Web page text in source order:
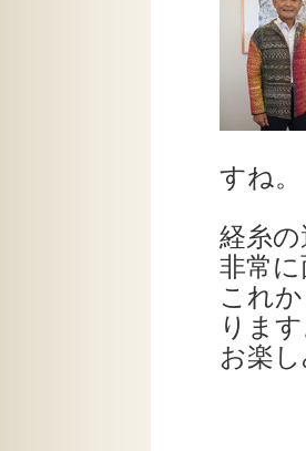
すね。
経糸
非常
これ
りま
お楽